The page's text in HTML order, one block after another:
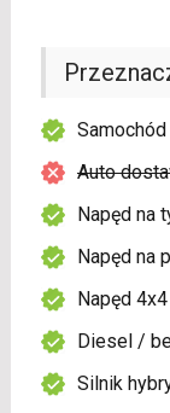
Auto
Napęd na
Napęd na
Napęd
Diesel /
Silnik